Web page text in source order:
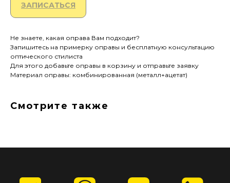
ЗАПИСАТЬСЯ
Не знаете, какая оправа Вам подходит?
Запишитесь на примерку оправы и бесплатную консультацию
оптического стилиста
Для этого добавьте оправы в корзину и отправьте заявку
Материал оправы: комбинированная (металл+ацетат)
Смотрите также
ИНН 7708402550
info@likeoptik.ru
+7 (495) 198-01-50